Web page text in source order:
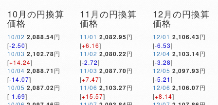
10月の円換算
価格
10/02 2,088.54円
[-2.50]
10/03 2,102.78円
[+14.24]
10/04 2,088.71 円
[-14.07]
10/05 2,087.02円
[-1.69]
11月の円換算
価格
11/01 2,082.95円
[+6.16]
11/02 2,080.22円
[-2.72]
11/03 2,087.70円
[+7.47]
11/06 2,103.27円
[+15.57]
12月の円換算
価格
12/01 2,106.43円
[-6.53]
12/04 2,103.14円
[-3.28]
12/05 2,097.93円
[-5.21]
12/06 2,106.07円
[+8.14]